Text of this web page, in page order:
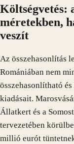
Költségvetés:
méretekben,
veszít
Az összehasonlítás
Romániában nem
összehasonlítható
kiadásait.
Állatkert és a
tervezetében
millió eurót